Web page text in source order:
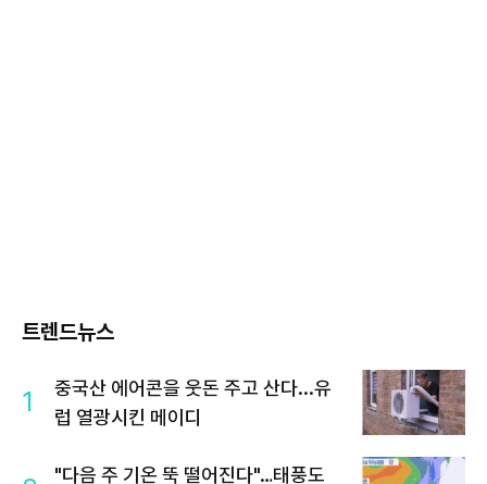
트렌드뉴스
1
중국산 에어콘을 웃돈 주고 산다...유
럽 열광시킨 메이디
"다음 주 기온 뚝 떨어진다"…태풍도